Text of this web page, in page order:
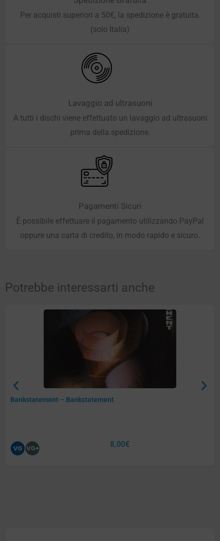
Per acquisti superiori a 50€, la spedizione è gratuita.
(solo Italia)
Lavaggio ad ultrasuoni
A tutti i dischi viene effettuato un lavaggio ad ultrasuoni
prima della spedizione.
Pagamenti Sicuri
È possibile effettuare il pagamento utilizzando PayPal
oppure una carta di credito, in modo rapido e sicuro.
Potrebbe interessarti anche
Bankstatement – Bankstatement
8,00€